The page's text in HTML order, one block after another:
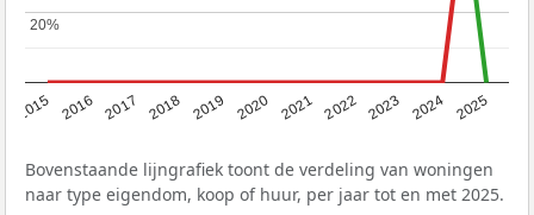
2015 2016 2017 2018 2019 2020 2021 2022 2023 2024 2025
20%
20%
Bovenstaande lijngrafiek toont de verdeling van woningen
naar type eigendom, koop of huur, per jaar tot en met 2025.